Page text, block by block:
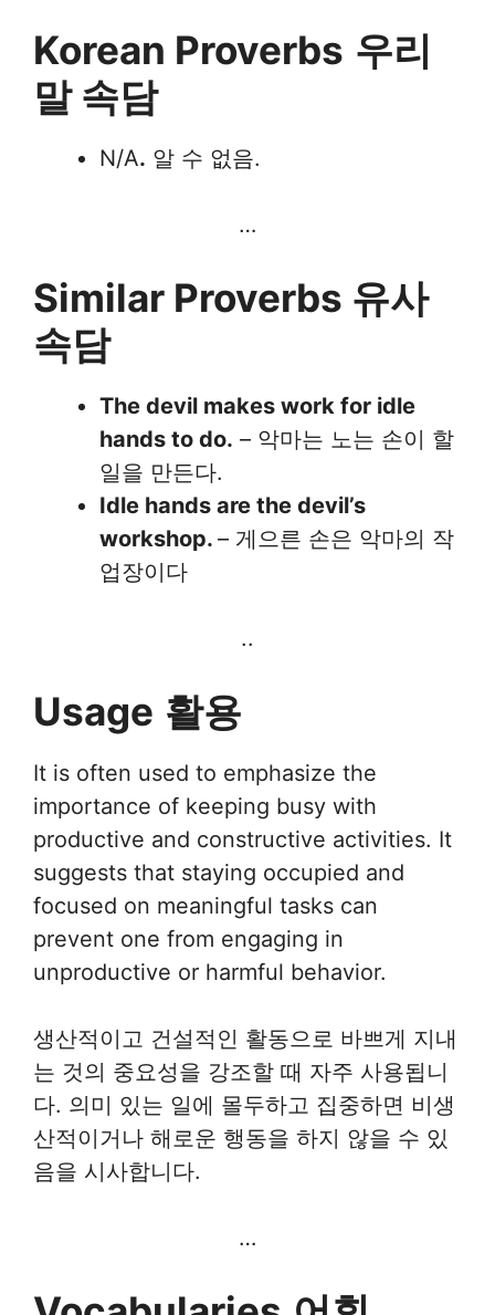
Korean Proverbs 우리
말 속담
N/A. 알 수 없음.
…
Similar Proverbs 유사
속담
The devil makes work for idle
hands to do. – 악마는 노는 손이 할
일을 만든다.
Idle hands are the devil’s
workshop. – 게으른 손은 악마의 작
업장이다
..
Usage 활용
It is often used to emphasize the
importance of keeping busy with
productive and constructive activities. It
suggests that staying occupied and
focused on meaningful tasks can
prevent one from engaging in
unproductive or harmful behavior.
생산적이고 건설적인 활동으로 바쁘게 지내
는 것의 중요성을 강조할 때 자주 사용됩니
다. 의미 있는 일에 몰두하고 집중하면 비생
산적이거나 해로운 행동을 하지 않을 수 있
음을 시사합니다.
…